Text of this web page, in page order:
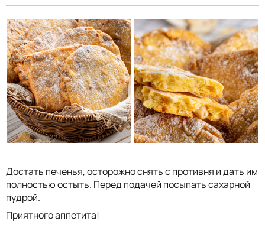
Достать печенья, осторожно снять с противня и дать им
полностью остыть. Перед подачей посыпать сахарной
пудрой.
Приятного аппетита!